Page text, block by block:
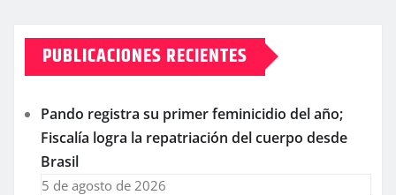
PUBLICACIONES RECIENTES
Pando registra su primer feminicidio del año;
Fiscalía logra la repatriación del cuerpo desde
Brasil
5 de agosto de 2026